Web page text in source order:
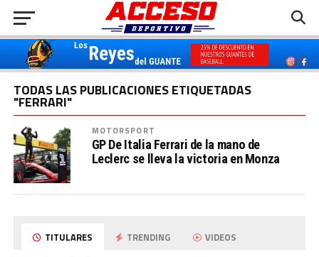
TODAS LAS PUBLICACIONES ETIQUETADAS
"FERRARI"
MOTORSPORT
GP De Italia Ferrari de la mano de
Leclerc se lleva la victoria en Monza
TITULARES TRENDING VIDEOS